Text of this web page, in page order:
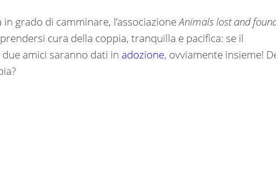
grado di camminare, l’associazioneAnimals lost and
cura della coppia, tranquilla e pacifica: se il
amici saranno dati in adozione, ovviamente insieme!